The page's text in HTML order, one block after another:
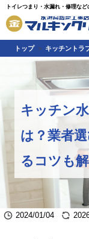
トイレつまり・水漏れ・修理な
トップ キッチントラ
キッチン
は？業者
るコツも解
2024/01/04